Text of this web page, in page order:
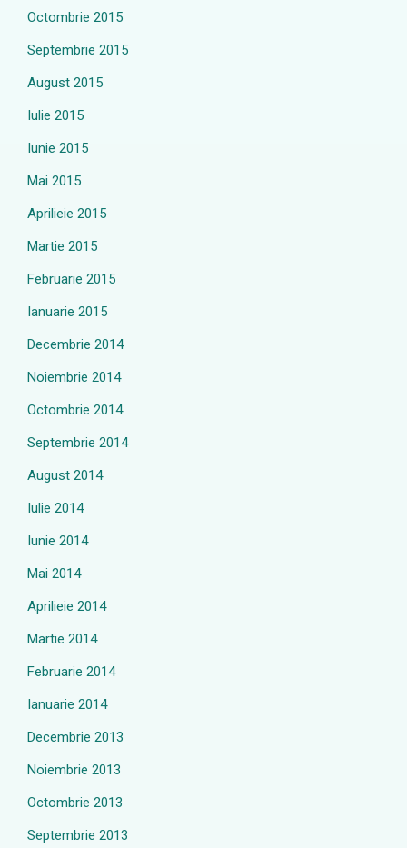
Octombrie 2015
Septembrie 2015
August 2015
Iulie 2015
Iunie 2015
Mai 2015
Aprilieie 2015
Martie 2015
Februarie 2015
Ianuarie 2015
Decembrie 2014
Noiembrie 2014
Octombrie 2014
Septembrie 2014
August 2014
Iulie 2014
Iunie 2014
Mai 2014
Aprilieie 2014
Martie 2014
Februarie 2014
Ianuarie 2014
Decembrie 2013
Noiembrie 2013
Octombrie 2013
Septembrie 2013